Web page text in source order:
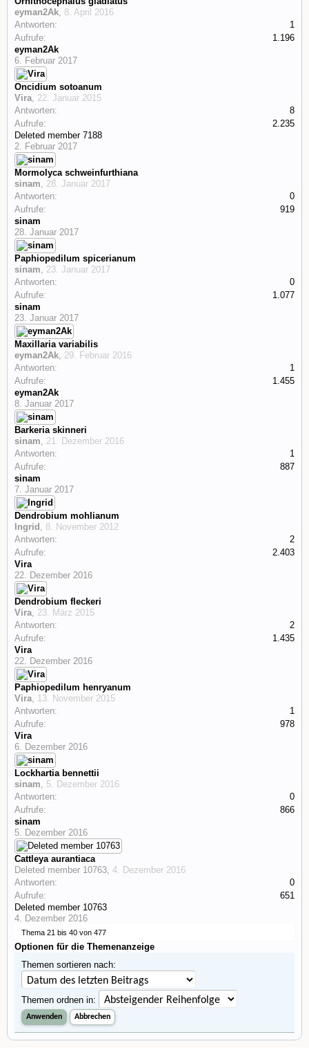
eyman2Ak, 8. April 2016
Antworten:
1
Aufrufe:
1.196
eyman2Ak
6. Februar 2017
Oncidium sotoanum
Vira, 22. Januar 2015
Antworten:
8
Aufrufe:
2.235
Deleted member 7188
2. Februar 2017
Mormolyca schweinfurthiana
sinam, 28. Januar 2017
Antworten:
0
Aufrufe:
919
sinam
28. Januar 2017
Paphiopedilum spicerianum
sinam, 23. Januar 2017
Antworten:
0
Aufrufe:
1.077
sinam
23. Januar 2017
Maxillaria variabilis
eyman2Ak, 29. Februar 2016
Antworten:
1
Aufrufe:
1.455
eyman2Ak
8. Januar 2017
Barkeria skinneri
sinam, 21. Dezember 2016
Antworten:
1
Aufrufe:
887
sinam
7. Januar 2017
Dendrobium mohlianum
Ingrid , 8. November 2012
Antworten:
2
Aufrufe:
2.403
Vira
22. Dezember 2016
Dendrobium fleckeri
Vira, 23. März 2015
Antworten:
2
Aufrufe:
1.435
Vira
22. Dezember 2016
Paphiopedilum henryanum
Vira, 13. November 2015
Antworten:
1
Aufrufe:
978
Vira
6. Dezember 2016
Lockhartia bennettii
sinam, 5. Dezember 2016
Antworten:
0
Aufrufe:
866
sinam
5. Dezember 2016
Cattleya aurantiaca
Deleted member 10763, 4. Dezember 2016
Antworten:
0
Aufrufe:
651
Deleted member 10763
4. Dezember 2016
Thema 21 bis 40 von 477
Optionen für die Themenanzeige
Themen sortieren nach:
Themen ordnen in: